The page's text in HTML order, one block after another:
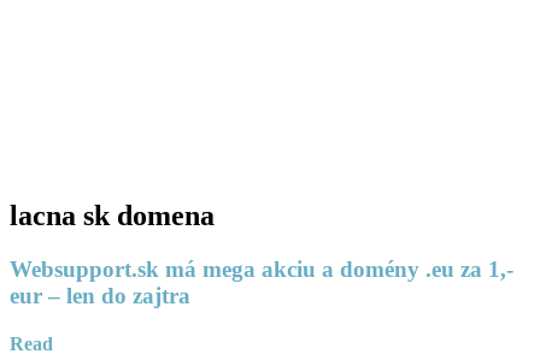
lacna sk domena
Websupport.sk má mega akciu a domény .eu za 1,-
eur – len do zajtra
Read